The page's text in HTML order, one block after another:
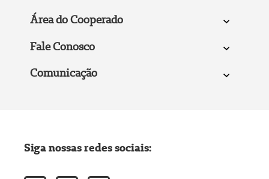
Área do Cooperado
Fale Conosco
Comunicação
Siga nossas redes sociais: